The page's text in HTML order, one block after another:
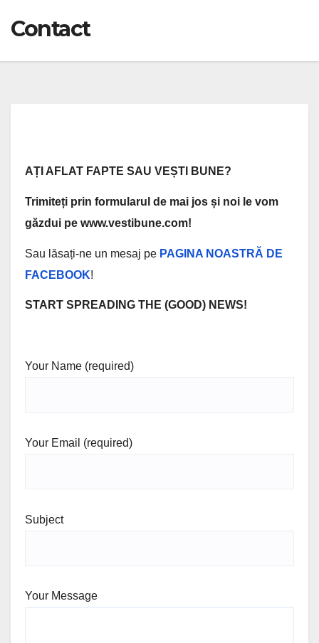
Contact
AȚI AFLAT FAPTE SAU VEȘTI BUNE?
Trimiteți prin formularul de mai jos și noi le vom
găzdui pe www.vestibune.com!
Sau lăsați-ne un mesaj pe PAGINA NOASTRĂ DE
FACEBOOK!
START SPREADING THE (GOOD) NEWS!
Your Name (required)
Your Email (required)
Subject
Your Message